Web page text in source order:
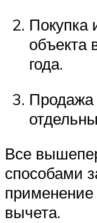
Покупка
объекта
года.
Все
способами
вычета.